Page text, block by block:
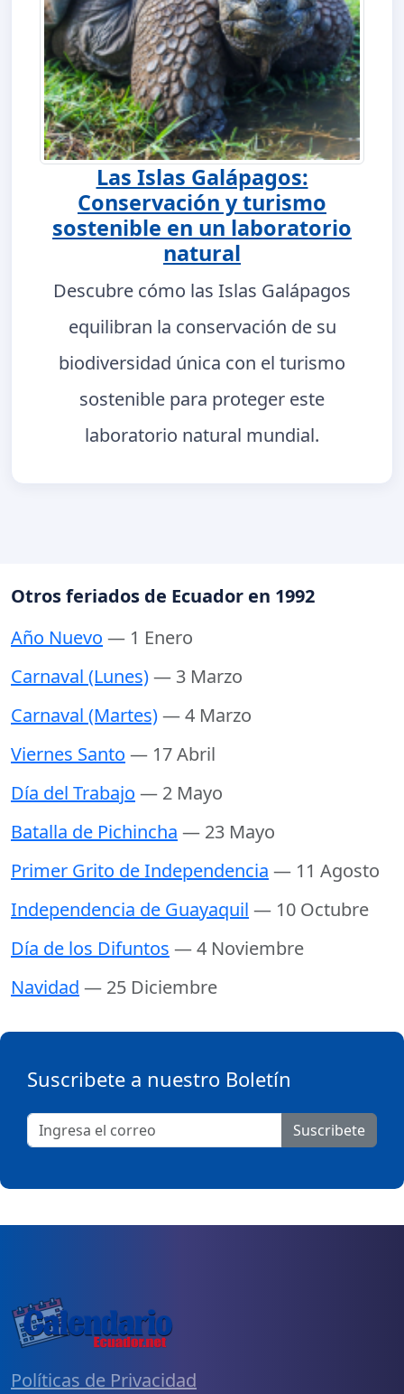
Las Islas Galápagos:
Conservación y turismo
sostenible en un laboratorio
natural
Descubre cómo las Islas Galápagos
equilibran la conservación de su
biodiversidad única con el turismo
sostenible para proteger este
laboratorio natural mundial.
Otros feriados de Ecuador en 1992
Año Nuevo — 1 Enero
Carnaval (Lunes)— 3 Marzo
Carnaval (Martes)— 4 Marzo
Viernes Santo — 17 Abril
Día del Trabajo — 2 Mayo
Batalla de Pichincha — 23 Mayo
Primer Grito de Independencia — 11 Agosto
Independencia de Guayaquil — 10 Octubre
Día de los Difuntos — 4 Noviembre
Navidad — 25 Diciembre
Suscribete a nuestro Boletín
Suscribete
Políticas de Privacidad